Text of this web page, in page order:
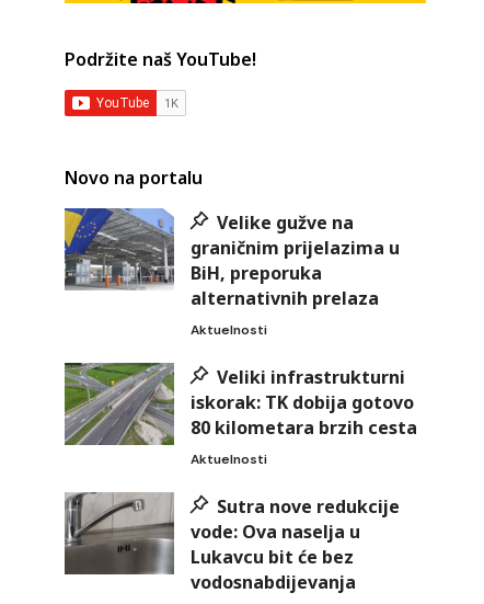
Podržite naš YouTube!
Novo na portalu
Velike gužve na
graničnim prijelazima u
BiH, preporuka
alternativnih prelaza
Aktuelnosti
Veliki infrastrukturni
iskorak: TK dobija gotovo
80 kilometara brzih cesta
Aktuelnosti
Sutra nove redukcije
vode: Ova naselja u
Lukavcu bit će bez
vodosnabdijevanja